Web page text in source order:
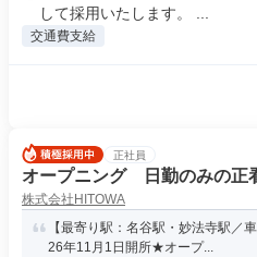
して採用いたします。 ...
交通費支給
正社員
オープニング 日勤のみの正
株式会社HITOWA
【最寄り駅：名谷駅・妙法寺駅／
26年11月1日開所★オープ...